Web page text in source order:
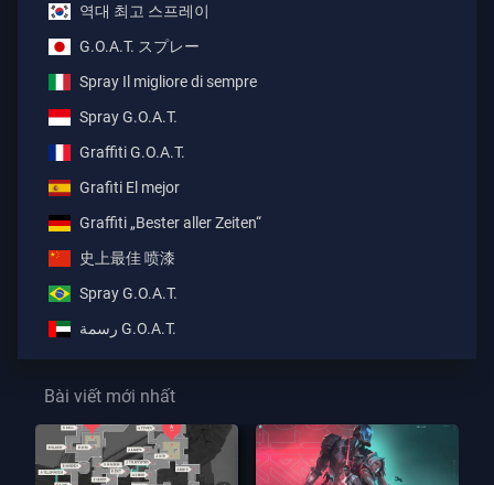
역대 최고 스프레이
G.O.A.T. スプレー
Spray Il migliore di sempre
Spray G.O.A.T.
Graffiti G.O.A.T.
Grafiti El mejor
Graffiti „Bester aller Zeiten“
史上最佳 喷漆
Spray G.O.A.T.
رسمة G.O.A.T.
Bài viết mới nhất